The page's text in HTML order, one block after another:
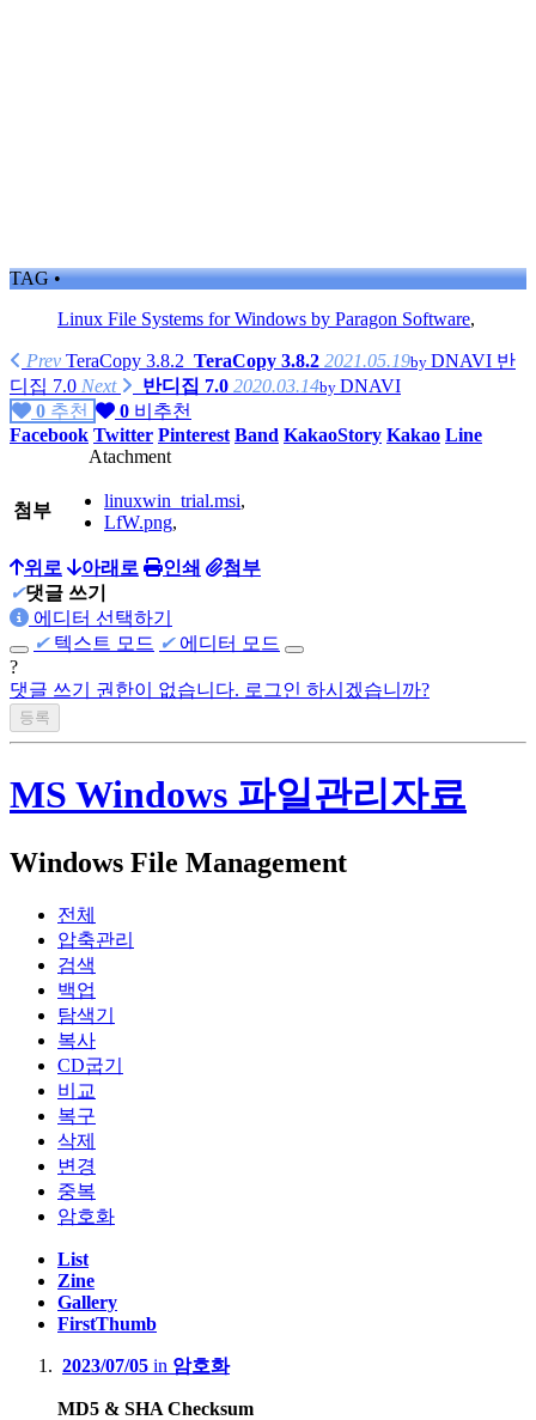
TAG •
Linux File Systems for Windows by Paragon Software,
Prev TeraCopy 3.8.2 TeraCopy 3.8.2 2021.05.19by DNAVI 반
디집 7.0 Next 반디집 7.0 2020.03.14by DNAVI
0 추천 0 비추천
Facebook Twitter Pinterest Band KakaoStory Kakao Line
Atachment
첨부 linuxwin_trial.msi,
LfW.png,
위로 아래로 인쇄
첨부
✔댓글 쓰기
에디터 선택하기
✔ 텍스트 모드 ✔ 에디터 모드
?
댓글 쓰기 권한이 없습니다. 로그인 하시겠습니까?
MS Windows 파일관리자료
Windows File Management
전체
압축관리
검색
백업
탐색기
복사
CD굽기
비교
복구
삭제
변경
중복
암호화
List
Zine
Gallery
FirstThumb
2023/07/05 in 암호화
MD5 & SHA Checksum